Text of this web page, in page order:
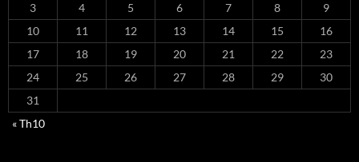
3
4 5 6 7 8
9
10
11 12 13 14 15
16
17
18 19 20 21 22
23
24
25 26 27 28 29
30
31
« Th10